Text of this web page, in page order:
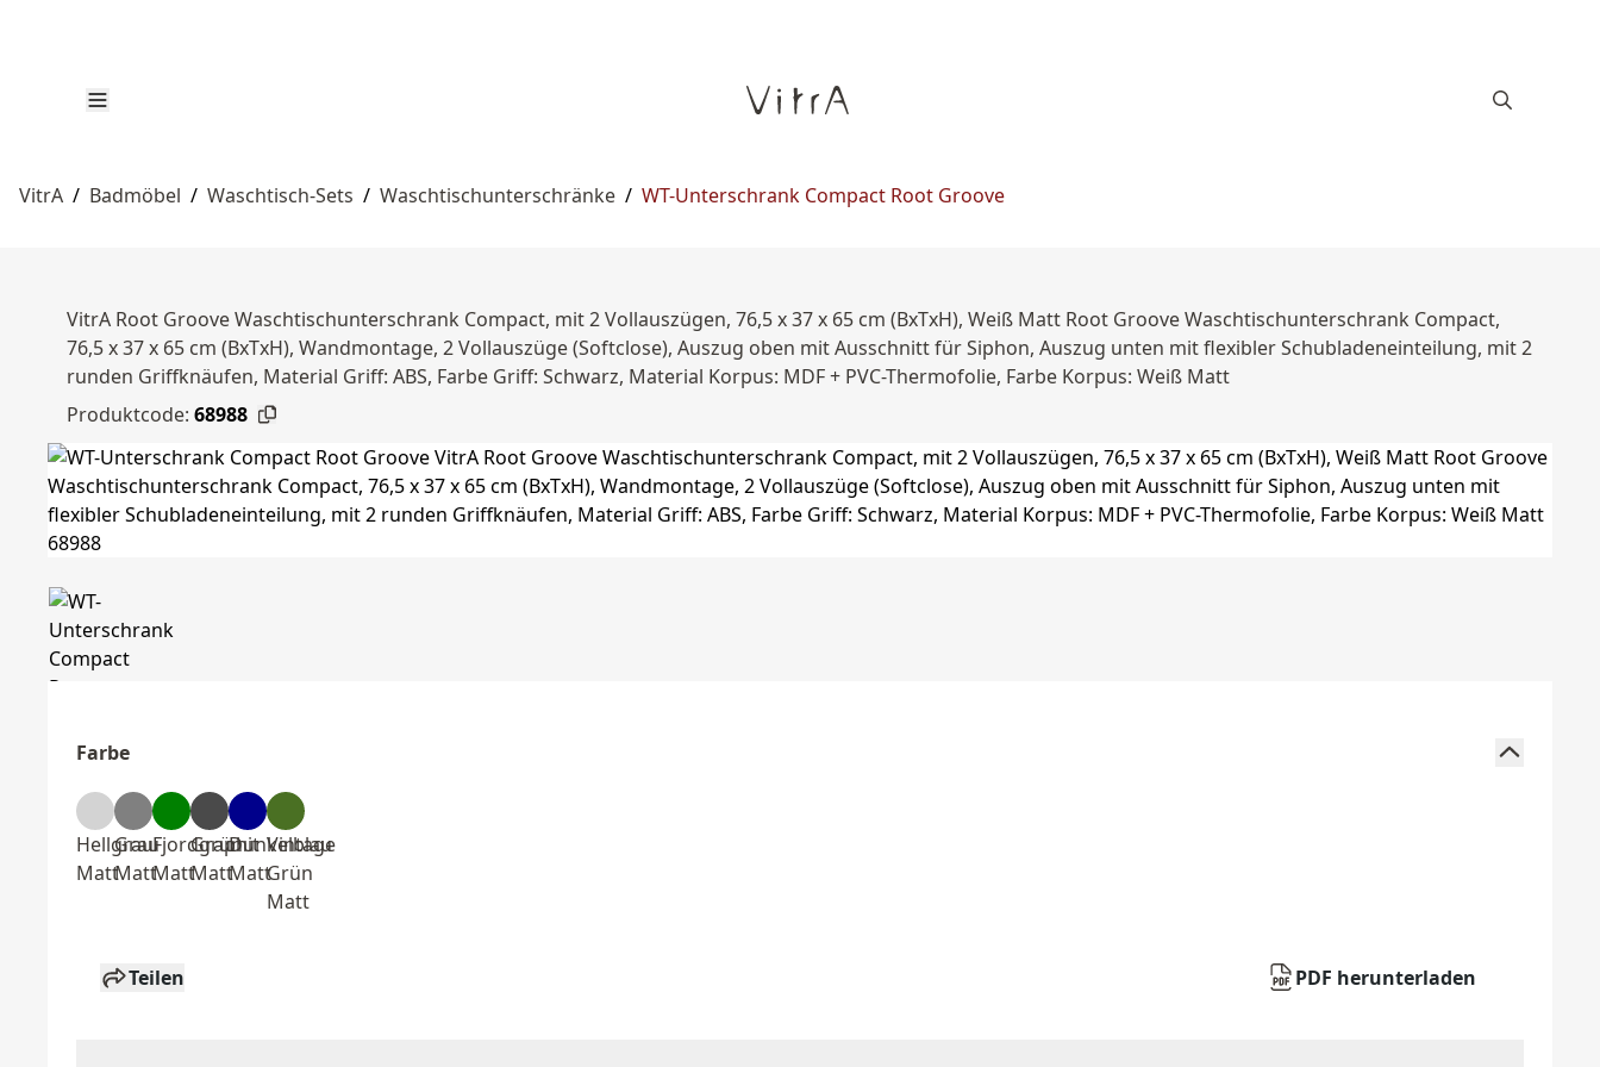
VitrA / Badmöbel / Waschtisch-Sets / Waschtischunterschränke / WT-Unterschrank Compact Root Groove
VitrA Root Groove Waschtischunterschrank Compact, mit 2 Vollauszügen, 76,5 x 37 x 65 cm (BxTxH), Weiß Matt Root Groove Waschtischunterschrank Compact,
76,5 x 37 x 65 cm (BxTxH), Wandmontage, 2 Vollauszüge (Softclose), Auszug oben mit Ausschnitt für Siphon, Auszug unten mit flexibler Schubladeneinteilung, mit 2
runden Griffknäufen, Material Griff: ABS, Farbe Griff: Schwarz, Material Korpus: MDF + PVC-Thermofolie, Farbe Korpus: Weiß Matt
Produktcode: 68988
Farbe
Hellgrau
Matt
Grau
Matt
Fjordgrün
Matt
Graphit
Matt
Dunkelblau
Matt
Vintage
Grün
Matt
Teilen PDF herunterladen